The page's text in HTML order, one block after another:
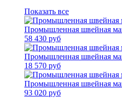
Показать все
Промышленная швейная
58 430 руб
Промышленная швейная
18 570 руб
Промышленная швейная
93 020 руб